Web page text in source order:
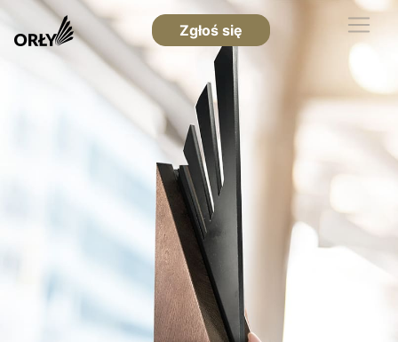
Zgłoś się